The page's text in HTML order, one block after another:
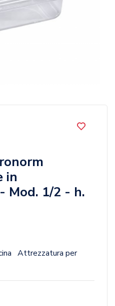
in
Mod. 1/2 - h.
Attrezzatura per